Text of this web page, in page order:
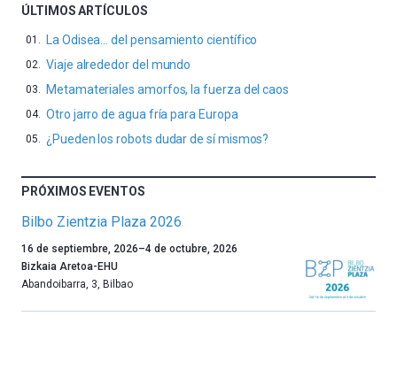
ÚLTIMOS ARTÍCULOS
La Odisea… del pensamiento científico
Viaje alrededor del mundo
Metamateriales amorfos, la fuerza del caos
Otro jarro de agua fría para Europa
¿Pueden los robots dudar de sí mismos?
PRÓXIMOS EVENTOS
Bilbo Zientzia Plaza 2026
Un
año
más,
16 de septiembre, 2026–4 de octubre, 2026
Bizkaia Aretoa-EHU
Abandoibarra, 3, Bilbao